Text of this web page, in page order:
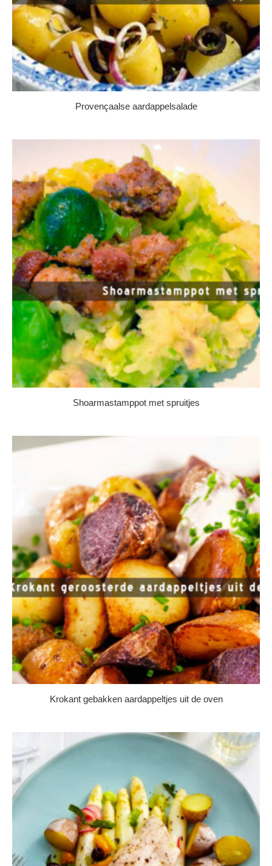
Pro­ven­çaal­se aard­ap­pel­sa­la­de
Shoarmastamppot met spruitjes
Krokant gebakken aardappeltjes uit de oven